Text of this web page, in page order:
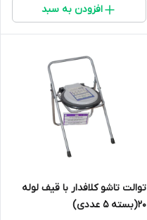
افزودن به سبد
توالت تاشو کلافدار با قیف لوله
20(بسته 5 عددی)